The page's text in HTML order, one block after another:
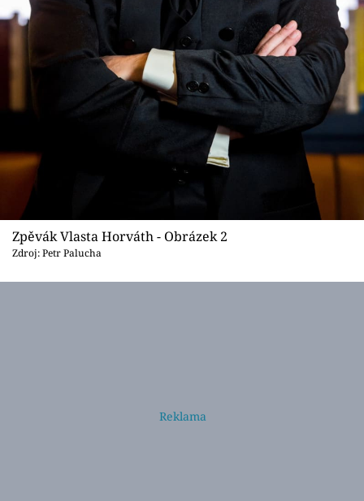
Zpěvák Vlasta Horváth - Obrázek 2
Zdroj: Petr Palucha